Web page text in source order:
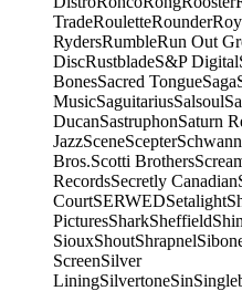
TradeRouletteRounder
RydersRumbleRun Out
DiscRustbladeS&P Digital
BonesSacred TongueSaga
MusicSaguitariusSalsoul
DucanSastruphonSaturn
JazzSceneScepter
Bros.Scotti Brothers
RecordsSecretly Canadian
CourtSERWEDSetalight
PicturesSharkSheffield
SiouxShoutShrapnel
ScreenSilver
LiningSilvertoneSin